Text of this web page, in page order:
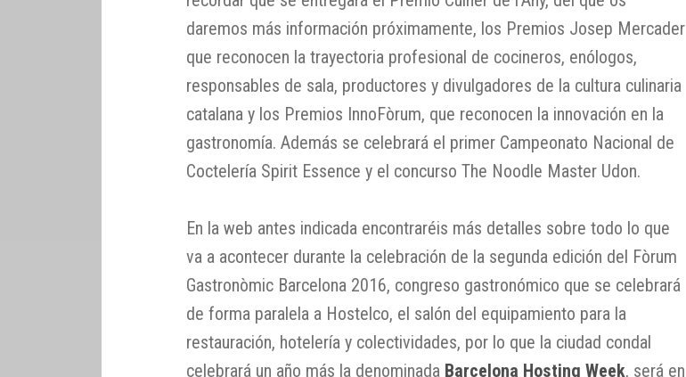
daremos más información próximamente, los Premios Josep Mercader
que reconocen la trayectoria profesional de cocineros, enólogos,
responsables de sala, productores y divulgadores de la cultura culinaria
catalana y los Premios InnoFòrum, que reconocen la innovación en la
gastronomía. Además se celebrará el primer Campeonato Nacional de
Coctelería Spirit Essence y el concurso The Noodle Master Udon.
En la web antes indicada encontraréis más detalles sobre todo lo que
va a acontecer durante la celebración de la segunda edición del Fòrum
Gastronòmic Barcelona 2016, congreso gastronómico que se celebrará
de forma paralela a Hostelco, el salón del equipamiento para la
restauración, hotelería y colectividades, por lo que la ciudad condal
celebrará un año más la denominada Barcelona Hosting Week, será en